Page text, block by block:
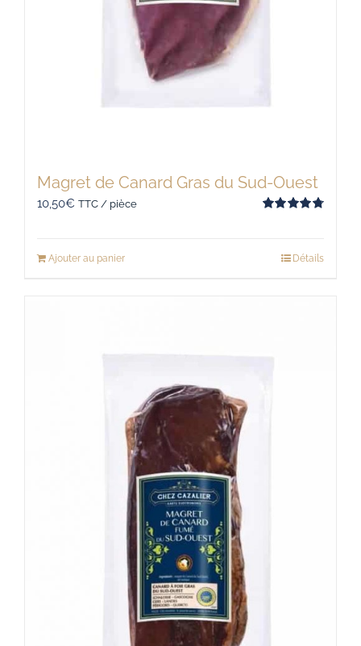
Magret de Canard Gras du Sud-Ouest
10,50€ TTC / pièce
Ajouter au panier Détails